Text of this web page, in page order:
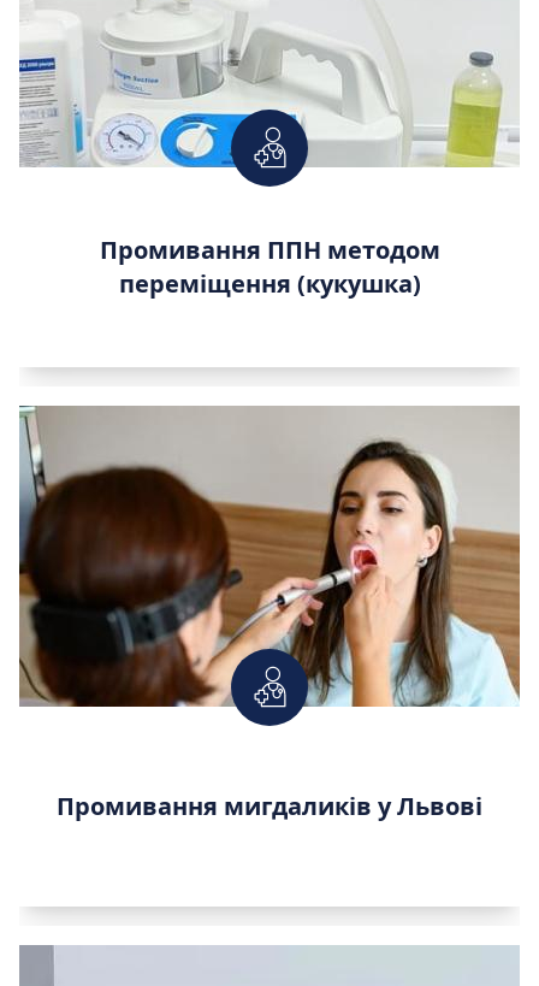
Промивання ППН методом
переміщення (кукушка)
Промивання мигдаликів у Львові